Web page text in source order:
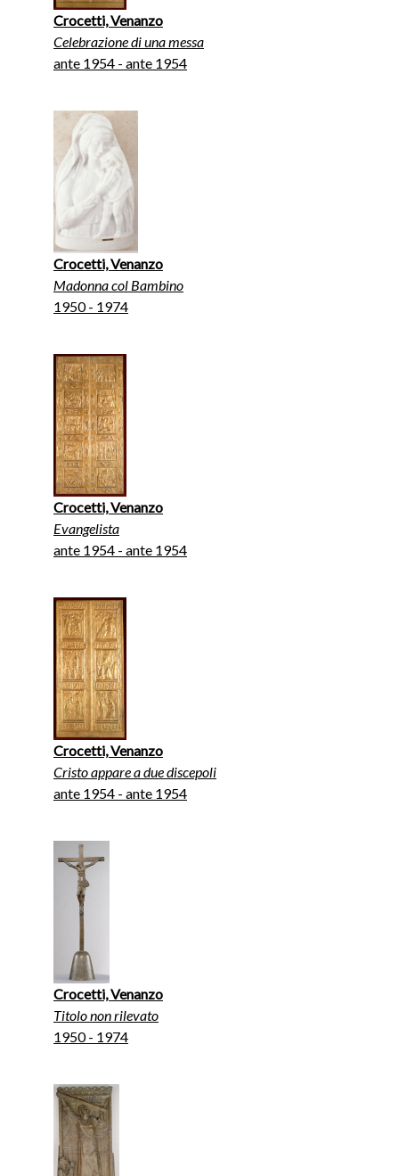
Crocetti, Venanzo
Celebrazione di una messa
ante 1954 - ante 1954
Crocetti, Venanzo
Madonna col Bambino
1950 - 1974
Crocetti, Venanzo
Evangelista
ante 1954 - ante 1954
Crocetti, Venanzo
Cristo appare a due discepoli
ante 1954 - ante 1954
Crocetti, Venanzo
Titolo non rilevato
1950 - 1974